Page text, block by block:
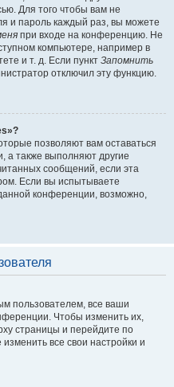
Для того чтобы вам не
и пароль каждый раз, вы можете
при входе на конференцию. Не
компьютере, например в
и т. д. Если пункт Запомнить
отключил эту функцию.
позволяют вам оставаться
а также выполняют другие
сообщений, если эта
Если вы испытываете
конференции, возможно,
пользователем, все ваши
Чтобы изменить их,
страницы и перейдите по
все свои настройки и